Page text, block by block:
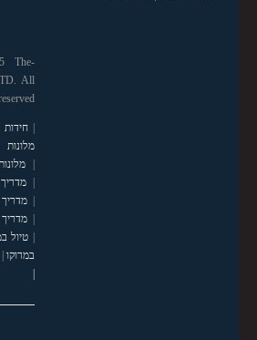
The-
All
|חידות
|
|
|
|מדריך
| טיול
במרוקו|
|